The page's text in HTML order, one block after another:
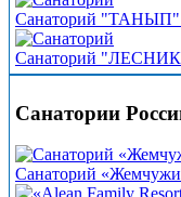
Санаторий "ТАНЫП"
Санаторий
Санатории
Санаторий